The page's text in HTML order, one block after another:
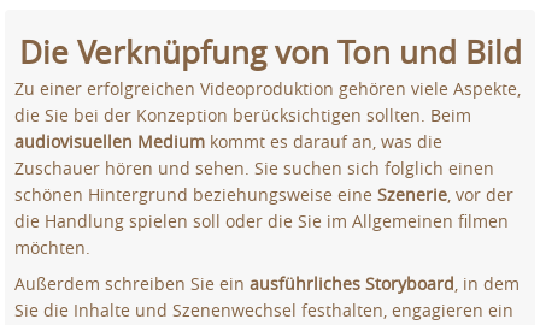
Die Verknüpfung von Ton und Bild
Zu einer erfolgreichen Videoproduktion gehören viele Aspekte,
die Sie bei der Konzeption berücksichtigen sollten. Beim
audiovisuellen Medium kommt es darauf an, was die
Zuschauer hören und sehen. Sie suchen sich folglich einen
schönen Hintergrund beziehungsweise eineSzenerie, vor der
die Handlung spielen soll oder die Sie im Allgemeinen filmen
möchten.
Außerdem schreiben Sie einausführliches Storyboard, in dem
Sie die Inhalte und Szenenwechsel festhalten, engagieren ein